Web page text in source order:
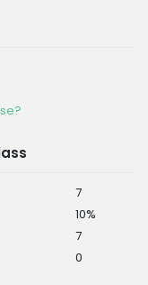
7
10%
7
0